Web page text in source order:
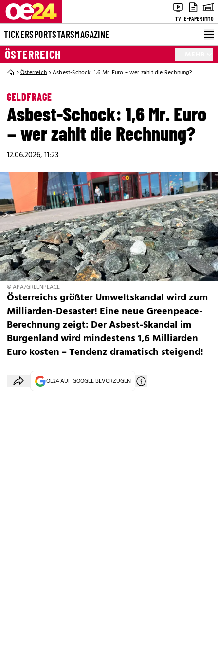
TV E-PAPERIMMO
TICKERSPORTSTARSMAGAZINE
ÖSTERREICH
Österreich Asbest-Schock: 1,6 Mr. Euro – wer zahlt die Rechnung?
GELDFRAGE
Asbest-Schock: 1,6 Mr. Euro
– wer zahlt die Rechnung?
12.06.2026, 11:23
© APA/GREENPEACE
Österreichs größter Umweltskandal wird zum
Milliarden-Desaster! Eine neue Greenpeace-
Berechnung zeigt: Der Asbest-Skandal im
Burgenland wird mindestens 1,6 Milliarden
Euro kosten – Tendenz dramatisch steigend!
OE24 AUF GOOGLE BEVORZUGEN